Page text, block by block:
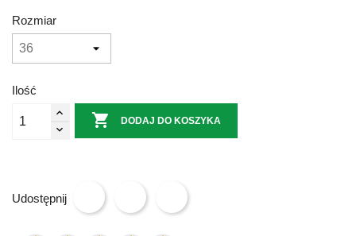
Rozmiar
Ilość
 DODAJ DO KOSZYKA
Udostępnij